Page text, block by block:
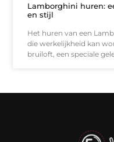
Lamborghini huren:
en stijl
Het huren van een
die werkelijkheid kan
bruiloft, een speciale